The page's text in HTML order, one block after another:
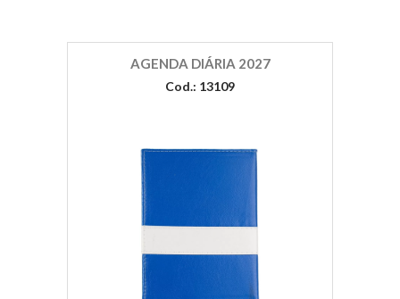
AGENDA DIÁRIA 2027
Cod.: 13109